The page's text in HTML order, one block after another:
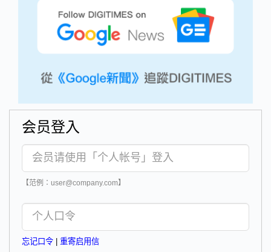
会员登入
【范例：user@company.com】
忘记口令 重寄启用信